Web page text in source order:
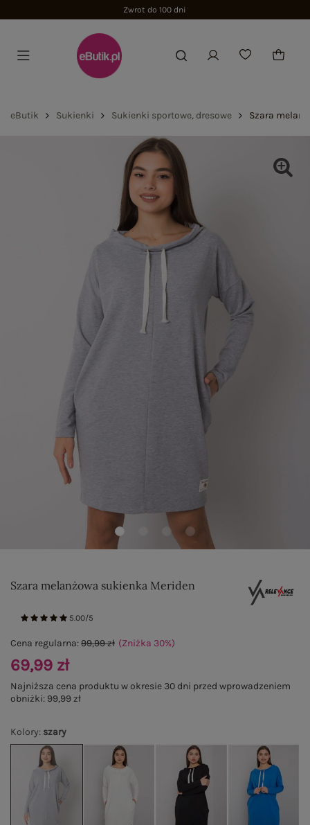
Zwrot do 100 dni
eButik Sukienki Sukienki sportowe, dresowe Szara
Szara melanżowa sukienka Meriden
5.00/5
Kolory: szary
Cena regularna:99,99 zł (Zniżka 30%)
69,99 zł
Najniższa cena produktu w okresie 30 dni przed wprowadzeniem
obniżki: 99,99 zł